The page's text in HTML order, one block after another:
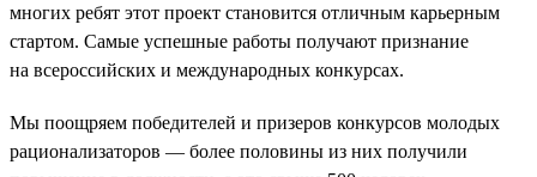
многих ребят этот проект становится отличным карьерным
стартом. Самые успешные работы получают признание
на всероссийских и международных конкурсах.
Мы поощряем победителей и призеров конкурсов молодых
рационализаторов — более половины из них получили